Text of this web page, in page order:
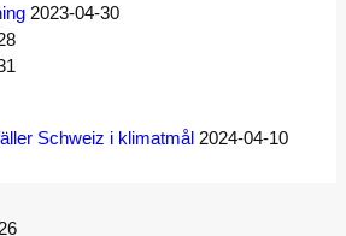
2023-04-30
Schweiz i klimatmål 2024-04-10